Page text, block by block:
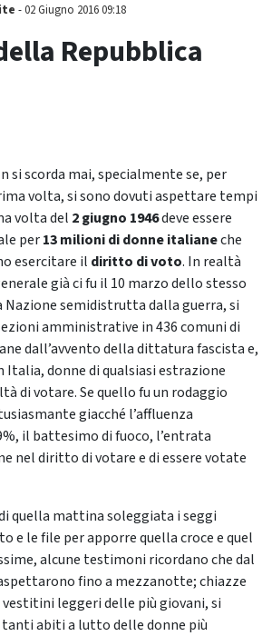
-02 Giugno 2016 09:18
Repubblica
si scorda mai, specialmente se, per
volta, si sono dovuti aspettare tempi
volta del 2 giugno 1946deve essere
per13 milioni di donne italianeche
esercitare il diritto di voto. In realtà
già ci fu il 10 marzo dello stesso
Nazione semidistrutta dalla guerra, si
amministrative in 436 comuni di
dall’avvento della dittatura fascista e,
Italia, donne di qualsiasi estrazione
di votare. Se quello fu un rodaggio
giacché l’affluenza
il battesimo di fuoco, l’entrata
nel diritto di votare e di essere votate
quella mattina soleggiata i seggi
e le file per apporre quella croce e quel
alcune testimoni ricordano che dal
fino a mezzanotte; chiazze
leggeri delle più giovani, si
tanti abiti a lutto delle donne più